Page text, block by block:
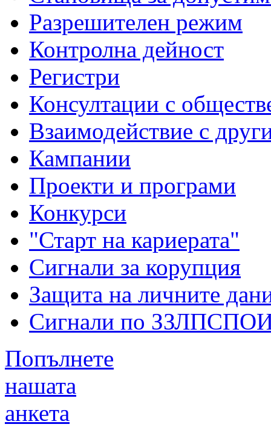
Разрешителен режим
Контролна дейност
Регистри
Консултации с
Взаимодействие с
Кампании
Проекти и програми
Конкурси
"Старт на кариерата"
Сигнали за корупция
Защита на личните
Сигнали по
Попълнете
нашата
анкета